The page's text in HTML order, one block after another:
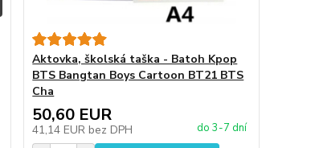
Aktovka, školská taška - Batoh Kpop
BTS Bangtan Boys Cartoon BT21 BTS
Cha
50,60 EUR
41,14 EUR bez DPH do 3-7 dní